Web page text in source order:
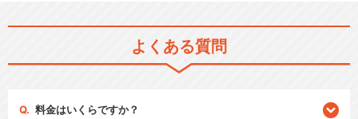
よくある質問
料金はいくらですか？